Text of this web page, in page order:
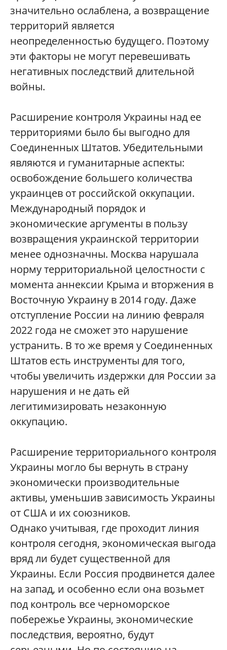
значительно ослаблена, а возвращение
территорий является
неопределенностью будущего. Поэтому
эти факторы не могут перевешивать
негативных последствий длительной
войны.
Расширение контроля Украины над ее
территориями было бы выгодно для
Соединенных Штатов. Убедительными
являются и гуманитарные аспекты:
освобождение большего количества
украинцев от российской оккупации.
Международный порядок и
экономические аргументы в пользу
возвращения украинской территории
менее однозначны. Москва нарушала
норму территориальной целостности с
момента аннексии Крыма и вторжения в
Восточную Украину в 2014 году. Даже
отступление России на линию февраля
2022 года не сможет это нарушение
устранить. В то же время у Соединенных
Штатов есть инструменты для того,
чтобы увеличить издержки для России за
нарушения и не дать ей
легитимизировать незаконную
оккупацию.
Расширение территориального контроля
Украины могло бы вернуть в страну
экономически производительные
активы, уменьшив зависимость Украины
от США и их союзников.
Однако учитывая, где проходит линия
контроля сегодня, экономическая выгода
вряд ли будет существенной для
Украины. Если Россия продвинется далее
на запад, и особенно если она возьмет
под контроль все черноморское
побережье Украины, экономические
последствия, вероятно, будут